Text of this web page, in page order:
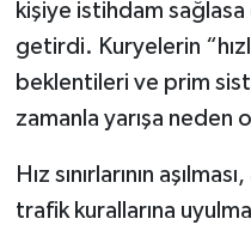
kişiye istihdam
getirdi. Kuryelerin
beklentileri ve prim
zamanla yarışa neden
Hız sınırlarının
trafik kurallarına